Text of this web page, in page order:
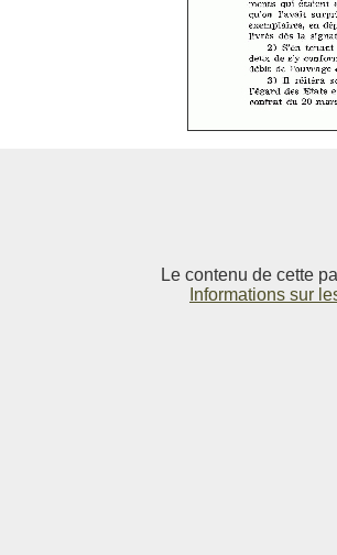
Le contenu de cette
Informations sur